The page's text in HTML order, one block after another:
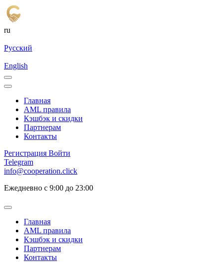
ru
Русский
English
Главная
AML правила
Кэшбэк и cкидки
Партнерам
Контакты
Регистрация Войти
Telegram
info@cooperation.click
Ежедневно с 9:00 до 23:00
Главная
AML правила
Кэшбэк и cкидки
Партнерам
Контакты